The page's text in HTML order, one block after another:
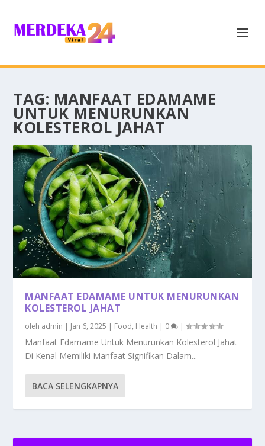
TAG: MANFAAT EDAMAME
UNTUK MENURUNKAN
KOLESTEROL JAHAT
MANFAAT EDAMAME UNTUK MENURUNKAN
KOLESTEROL JAHAT
oleh admin | Jan 6, 2025 | Food, Health | 0 |
Manfaat Edamame Untuk Menurunkan Kolesterol Jahat
Di Kenal Memiliki Manfaat Signifikan Dalam...
BACA SELENGKAPNYA